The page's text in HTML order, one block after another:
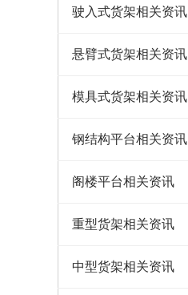
驶入式货架相关资讯
悬臂式货架相关资讯
模具式货架相关资讯
钢结构平台相关资讯
阁楼平台相关资讯
重型货架相关资讯
中型货架相关资讯